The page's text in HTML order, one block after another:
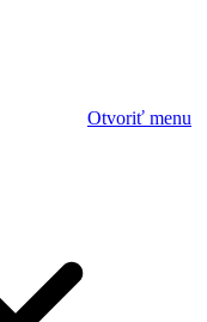
Otvoriť menu